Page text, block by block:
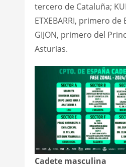
tercero de Cataluña;
ETXEBARRI, primero de
GIJON, primero del
Asturias.
Cadete masculina